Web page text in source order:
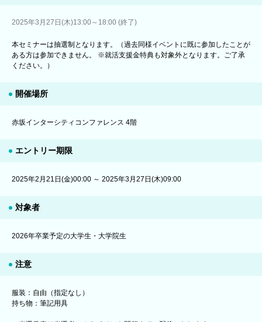
2025年3月27日(木)13:00～18:00 (終了)
本セミナーは抽選制となります。（過去同様イベントに既に参加したことが
ある方は参加できません。 ※就活支援金特典も対象外となります。ご了承
ください。）
開催場所
赤坂インターシティコンファレンス 4階
エントリー期限
2025年2月21日(金)00:00 ～ 2025年3月27日(木)09:00
対象者
2026年卒業予定の大学生・大学院生
注意
服装：自由（指定なし）
持ち物：筆記用具